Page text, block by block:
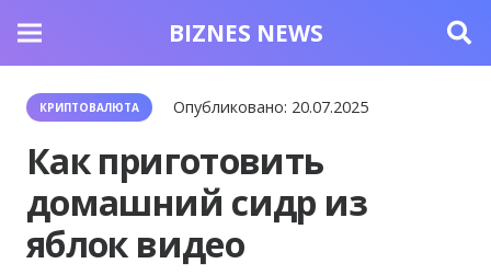
BIZNES NEWS
КРИПТОВАЛЮТА Опубликовано: 20.07.2025
Как приготовить
домашний сидр из
яблок видео